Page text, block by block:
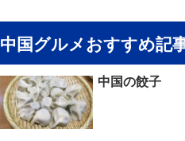
中国グルメおすすめ記
中国の餃子